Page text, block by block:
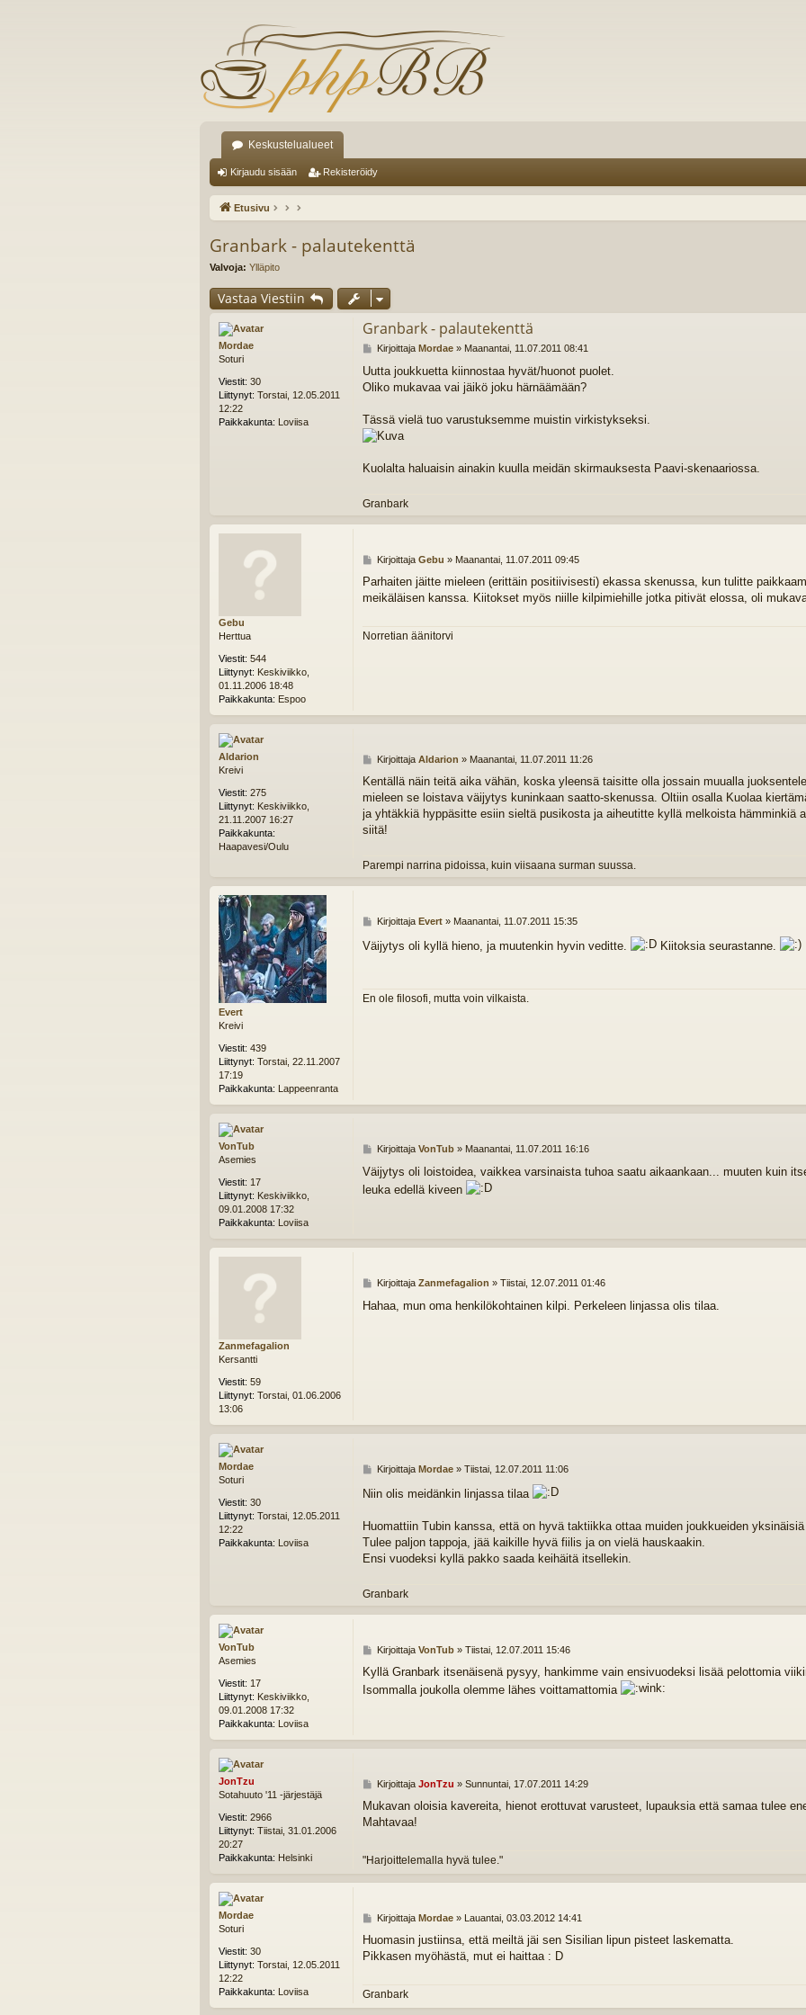
Keskustelualueet
Kirjaudu sisään Rekisteröidy
Etusivu
Granbark - palautekenttä
Valvoja: Ylläpito
Vastaa Viestiin
Mordae
Soturi
Viestit: 30
Liittynyt: Torstai, 12.05.2011
12:22
Paikkakunta: Loviisa
Granbark - palautekenttä
V
e
s
i
Kirjoittaja Mordae» Maanantai, 11.07.2011 08:41
Uutta joukkuetta kiinnostaa hyvät/huonot puolet.
Oliko mukavaa vai jäikö joku härnäämään?
Tässä vielä tuo varustuksemme muistin virkistykseksi.
Kuolalta haluaisin ainakin kuulla meidän skirmauksesta Paavi-skenaariossa.
Granbark
Gebu
Herttua
Viestit: 544
Liittynyt: Keskiviikko,
01.11.2006 18:48
Paikkakunta: Espoo
V
e
s
Kirjoittaja Gebu » Maanantai, 11.07.2011 09:45
Parhaiten jäitte mieleen (erittäin positiivisesti) ekassa skenussa, kun tulitte
meikäläisen kanssa. Kiitokset myös niille kilpimiehille jotka pitivät elossa, oli
Norretian äänitorvi
Aldarion
Kreivi
Viestit: 275
Liittynyt: Keskiviikko,
21.11.2007 16:27
Paikkakunta:
Haapavesi/Oulu
V
e
s
t
i
Kirjoittaja Aldarion » Maanantai, 11.07.2011 11:26
Kentällä näin teitä aika vähän, koska yleensä taisitte olla jossain muualla
mieleen se loistava väijytys kuninkaan saatto-skenussa. Oltiin osalla Kuolaa
ja yhtäkkiä hyppäsitte esiin sieltä pusikosta ja aiheutitte kyllä melkoista hämminkiä
siitä!
Parempi narrina pidoissa, kuin viisaana surman suussa.
Evert
Kreivi
Viestit: 439
Liittynyt: Torstai, 22.11.2007
17:19
Paikkakunta: Lappeenranta
V
e
Kirjoittaja Evert» Maanantai, 11.07.2011 15:35
Väijytys oli kyllä hieno, ja muutenkin hyvin veditte. Kiitoksia seurastanne.
En ole filosofi, mutta voin vilkaista.
VonTub
Asemies
Viestit: 17
Liittynyt: Keskiviikko,
09.01.2008 17:32
Paikkakunta: Loviisa
V
e
s
Kirjoittaja VonTub» Maanantai, 11.07.2011 16:16
Väijytys oli loistoidea, vaikkea varsinaista tuhoa saatu aikaankaan... muuten kuin
leuka edellä kiveen
Zanmefagalion
Kersantti
Viestit: 59
Liittynyt: Torstai, 01.06.2006
13:06
V
e
Kirjoittaja Zanmefagalion » Tiistai, 12.07.2011 01:46
Hahaa, mun oma henkilökohtainen kilpi. Perkeleen linjassa olis tilaa.
Mordae
Soturi
Viestit: 30
Liittynyt: Torstai, 12.05.2011
12:22
Paikkakunta: Loviisa
V
e
t
Kirjoittaja Mordae» Tiistai, 12.07.2011 11:06
Niin olis meidänkin linjassa tilaa
Huomattiin Tubin kanssa, että on hyvä taktiikka ottaa muiden joukkueiden
Tulee paljon tappoja, jää kaikille hyvä fiilis ja on vielä hauskaakin.
Ensi vuodeksi kyllä pakko saada keihäitä itsellekin.
Granbark
VonTub
Asemies
Viestit: 17
Liittynyt: Keskiviikko,
09.01.2008 17:32
Paikkakunta: Loviisa
V
e
s
Kirjoittaja VonTub» Tiistai, 12.07.2011 15:46
Kyllä Granbark itsenäisenä pysyy, hankimme vain ensivuodeksi lisää pelottomia
Isommalla joukolla olemme lähes voittamattomia
JonTzu
Sotahuuto '11 -järjestäjä
Viestit: 2966
Liittynyt: Tiistai, 31.01.2006
20:27
Paikkakunta: Helsinki
V
e
s
Kirjoittaja JonTzu » Sunnuntai, 17.07.2011 14:29
Mukavan oloisia kavereita, hienot erottuvat varusteet, lupauksia että samaa tulee
Mahtavaa!
"Harjoittelemalla hyvä tulee."
Mordae
Soturi
Viestit: 30
Liittynyt: Torstai, 12.05.2011
12:22
Paikkakunta: Loviisa
V
e
s
Kirjoittaja Mordae» Lauantai, 03.03.2012 14:41
Huomasin justiinsa, että meiltä jäi sen Sisilian lipun pisteet laskematta.
Pikkasen myöhästä, mut ei haittaa : D
Granbark